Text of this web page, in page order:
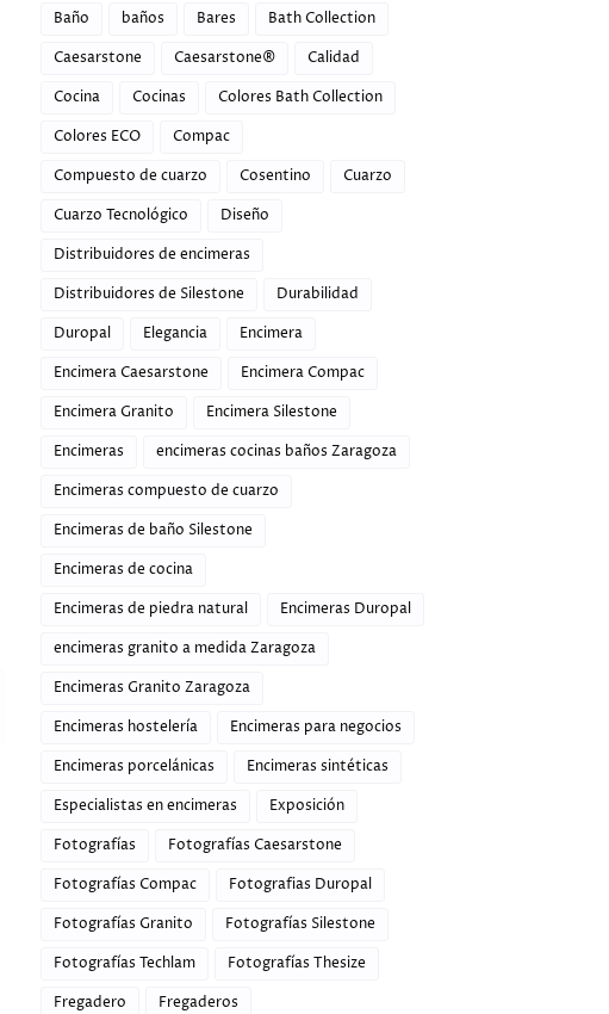
Baño
baños Bares
Bath Collection
Caesarstone
Caesarstone®
Calidad
Cocina
Cocinas
Colores Bath Collection
Colores ECO
Compac
Compuesto de cuarzo
Cosentino
Cuarzo
Cuarzo Tecnológico
Diseño
Distribuidores de encimeras
Distribuidores de Silestone
Durabilidad
Duropal
Elegancia
Encimera
Encimera Caesarstone
Encimera Compac
Encimera Granito
Encimera Silestone
Encimeras
encimeras cocinas baños Zaragoza
Encimeras compuesto de cuarzo
Encimeras de baño Silestone
Encimeras de cocina
Encimeras de piedra natural
Encimeras Duropal
encimeras granito a medida Zaragoza
Encimeras Granito Zaragoza
Encimeras hostelería
Encimeras para negocios
Encimeras porcelánicas
Encimeras sintéticas
Especialistas en encimeras
Exposición
Fotografías
Fotografías Caesarstone
Fotografías Compac
Fotografias Duropal
Fotografías Granito
Fotografías Silestone
Fotografías Techlam
Fotografías Thesize
Fregadero
Fregaderos